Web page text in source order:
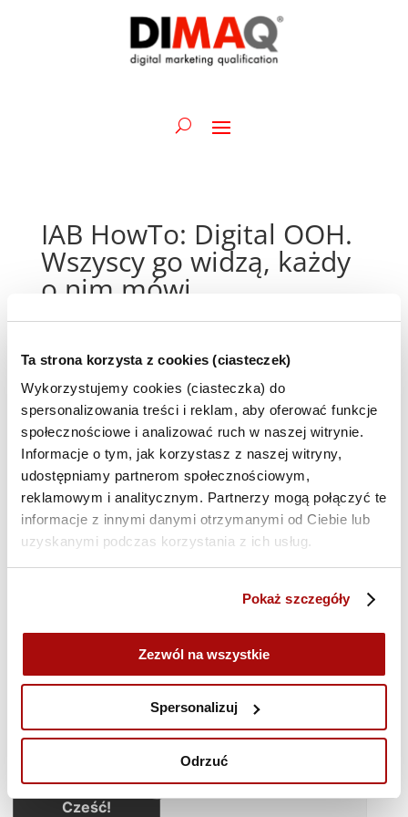
Ta strona korzysta z cookies (ciasteczek)
Wykorzystujemy cookies (ciasteczka) do
spersonalizowania treści i reklam, aby oferować funkcje
społecznościowe i analizować ruch w naszej witrynie.
Informacje o tym, jak korzystasz z naszej witryny,
udostępniamy partnerom społecznościowym,
reklamowym i analitycznym. Partnerzy mogą połączyć te
informacje z innymi danymi otrzymanymi od Ciebie lub
uzyskanymi podczas korzystania z ich usług.
Pokaż szczegóły
Zezwól na wszystkie
Spersonalizuj
Odrzuć
IAB HowTo: Digital OOH.
Wszyscy go widzą, każdy
o nim mówi
14 kwietnia 2025
Jak wykorzystać pełnię możliwości Digital OOH, by
Twoja marka rosła?
29 października odbędzie się konferencja IAB
HowTo: Digital OOH. Wszyscy go widzą, każdy o
nim mówi – konferencji poświęconej najnowszym
możliwościom reklamy zewnętrznej.
Podczas wydarzenia dowiesz się:
jak skutecznie i optymalnie planować kampanię
jakie są najważniejsze zasady projektowania
Szczegóły i rejestracja
https://howto.iab.org.pl/konferencje/digital-ooh/
HowTo:
OOH.
Wszyscy
Cześć!